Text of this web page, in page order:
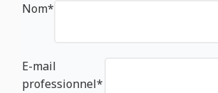
Nom*
E-mail
professionnel*